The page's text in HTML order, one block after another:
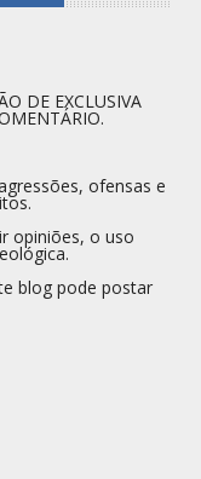
DE EXCLUSIVA
ofensas e
opiniões, o uso
blog pode postar